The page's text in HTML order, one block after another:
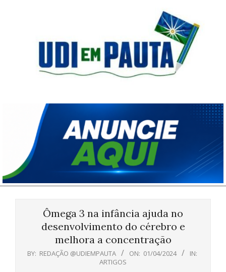
Pauta
Ômega 3 na infância ajuda no
desenvolvimento do cérebro e
melhora a concentração
BY: REDAÇÃO @UDIEMPAUTA ON: 01/04/2024
IN:
ARTIGOS